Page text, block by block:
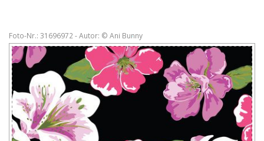
Foto-Nr.: 31696972 - Autor: © Ani Bunny